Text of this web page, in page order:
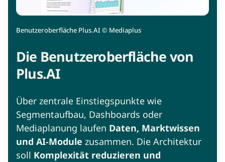
Benutzeroberfläche Plus.AI © Mediaplus
Die Benutzeroberfläche von
Plus.AI
Über zentrale Einstiegspunkte wie
Segmentaufbau, Dashboards oder
Mediaplanung laufen Daten, Marktwissen
und AI-Module zusammen. Die Architektur
soll Komplexität reduzieren und